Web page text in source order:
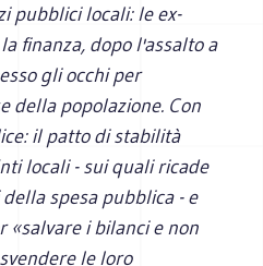
pubblici locali: le ex-
finanza, dopo l'assalto a
gli occhi per
della popolazione. Con
il patto di stabilità
locali - sui quali ricade
spesa pubblica - e
«salvare i bilanci e non
le loro